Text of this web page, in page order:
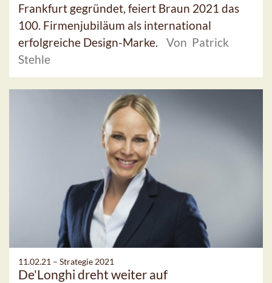
Frankfurt gegründet, feiert Braun 2021 das
100. Firmenjubiläum als international
erfolgreiche Design-Marke.
Von Patrick
Stehle
11.02.21 – Strategie 2021
De'Longhi dreht weiter auf